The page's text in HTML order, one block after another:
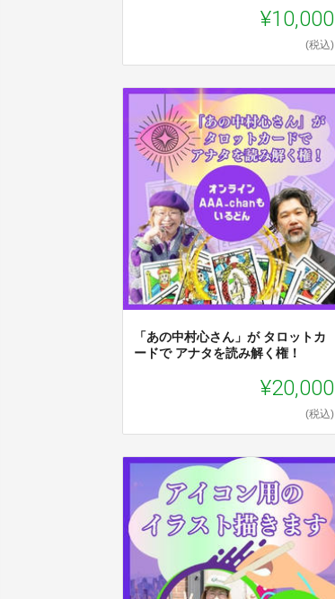
¥10,000
(税込)
「あの中村心さん」が タロットカ
ードで アナタを読み解く権！
¥20,000
(税込)